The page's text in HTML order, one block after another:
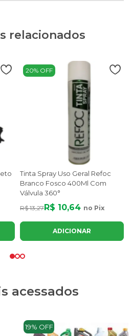
relacionados
20% OFF
Tinta Spray Uso Geral Refoc
Branco Fosco 400Ml Com
Válvula 360°
R$ 13,27 R$ 10,64 no Pix
ADICIONAR
acessados
19% OFF